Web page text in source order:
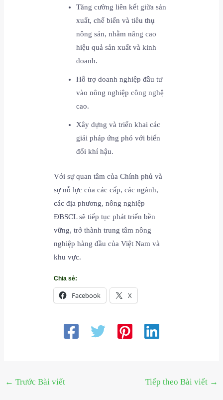
Tăng cường liên kết giữa sản
xuất, chế biến và tiêu thụ
nông sản, nhằm nâng cao
hiệu quả sản xuất và kinh
doanh.
Hỗ trợ doanh nghiệp đầu tư
vào nông nghiệp công nghệ
cao.
Xây dựng và triển khai các
giải pháp ứng phó với biến
đổi khí hậu.
Với sự quan tâm của Chính phủ và
sự nỗ lực của các cấp, các ngành,
các địa phương, nông nghiệp
ĐBSCL sẽ tiếp tục phát triển bền
vững, trở thành trung tâm nông
nghiệp hàng đầu của Việt Nam và
khu vực.
Chia sẻ:
Facebook X
← Trước Bài viết Tiếp theo Bài viết →